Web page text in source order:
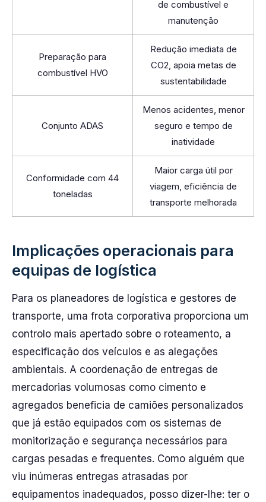
de combustível e
manutenção
Preparação para
combustível HVO
Redução imediata de
CO2, apoia metas de
sustentabilidade
Conjunto ADAS
Menos acidentes, menor
seguro e tempo de
inatividade
Conformidade com 44
toneladas
Maior carga útil por
viagem, eficiência de
transporte melhorada
Implicações operacionais para
equipas de logística
Para os planeadores de logística e gestores de
transporte, uma frota corporativa proporciona um
controlo mais apertado sobre o roteamento, a
especificação dos veículos e as alegações
ambientais. A coordenação de entregas de
mercadorias volumosas como cimento e
agregados beneficia de camiões personalizados
que já estão equipados com os sistemas de
monitorização e segurança necessários para
cargas pesadas e frequentes. Como alguém que
viu inúmeras entregas atrasadas por
equipamentos inadequados, posso dizer-lhe: ter o